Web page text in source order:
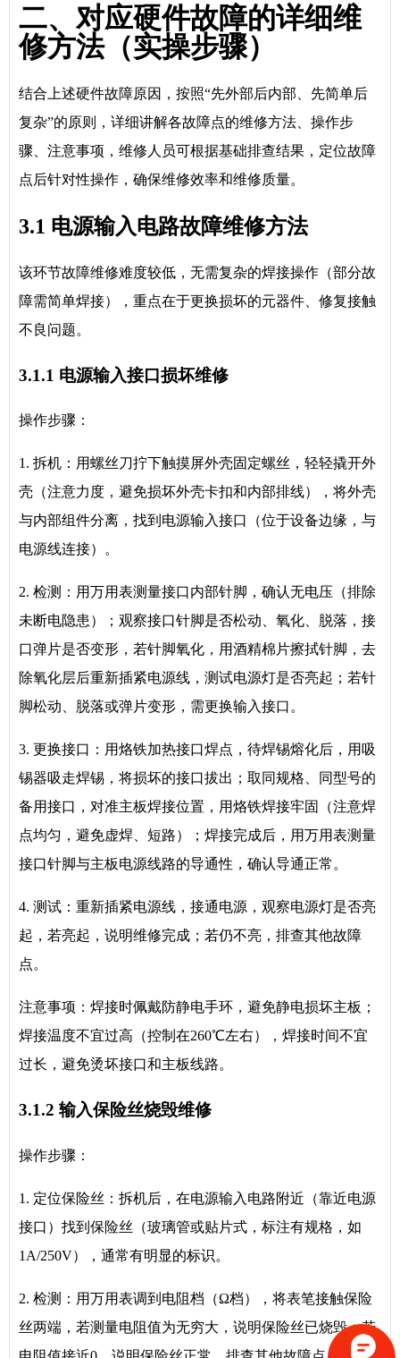
二、对应硬件故障的详细维
修方法（实操步骤）
结合上述硬件故障原因，按照“先外部后内部、先简单后
复杂”的原则，详细讲解各故障点的维修方法、操作步
骤、注意事项，维修人员可根据基础排查结果，定位故障
点后针对性操作，确保维修效率和维修质量。
3.1 电源输入电路故障维修方法
该环节故障维修难度较低，无需复杂的焊接操作（部分故
障需简单焊接），重点在于更换损坏的元器件、修复接触
不良问题。
3.1.1 电源输入接口损坏维修
操作步骤：
1. 拆机：用螺丝刀拧下触摸屏外壳固定螺丝，轻轻撬开外
壳（注意力度，避免损坏外壳卡扣和内部排线），将外壳
与内部组件分离，找到电源输入接口（位于设备边缘，与
电源线连接）。
2. 检测：用万用表测量接口内部针脚，确认无电压（排除
未断电隐患）；观察接口针脚是否松动、氧化、脱落，接
口弹片是否变形，若针脚氧化，用酒精棉片擦拭针脚，去
除氧化层后重新插紧电源线，测试电源灯是否亮起；若针
脚松动、脱落或弹片变形，需更换输入接口。
3. 更换接口：用烙铁加热接口焊点，待焊锡熔化后，用吸
锡器吸走焊锡，将损坏的接口拔出；取同规格、同型号的
备用接口，对准主板焊接位置，用烙铁焊接牢固（注意焊
点均匀，避免虚焊、短路）；焊接完成后，用万用表测量
接口针脚与主板电源线路的导通性，确认导通正常。
4. 测试：重新插紧电源线，接通电源，观察电源灯是否亮
起，若亮起，说明维修完成；若仍不亮，排查其他故障
点。
注意事项：焊接时佩戴防静电手环，避免静电损坏主板；
焊接温度不宜过高（控制在260℃左右），焊接时间不宜
过长，避免烫坏接口和主板线路。
3.1.2 输入保险丝烧毁维修
操作步骤：
1. 定位保险丝：拆机后，在电源输入电路附近（靠近电源
接口）找到保险丝（玻璃管或贴片式，标注有规格，如
1A/250V），通常有明显的标识。
2. 检测：用万用表调到电阻档（Ω档），将表笔接触保险
丝两端，若测量电阻值为无穷大，说明保险丝已烧毁；若